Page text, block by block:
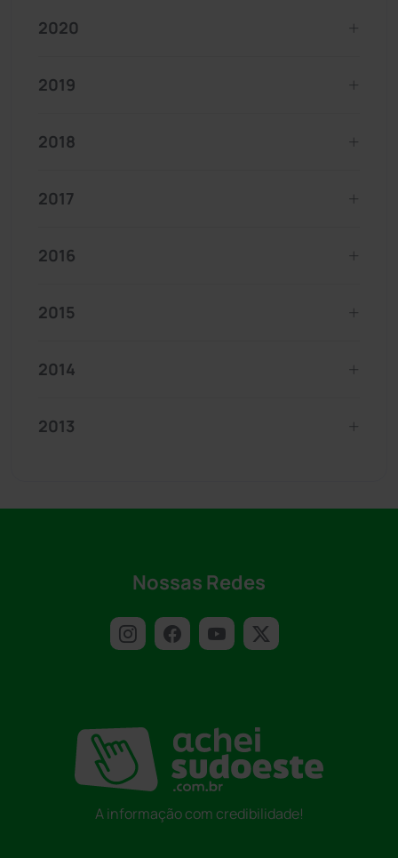
2020
2019
2018
2017
2016
2015
2014
2013
Nossas Redes
A informação com credibilidade!